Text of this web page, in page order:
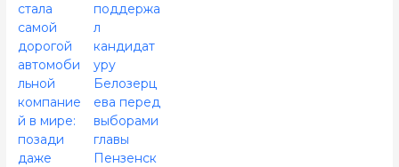
стала
самой
дорогой
автомоби
льной
компание
й в мире:
позади
даже
поддержа
л
кандидат
уру
Белозерц
ева перед
выборами
главы
Пензенск